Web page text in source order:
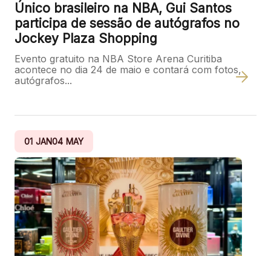
Único brasileiro na NBA, Gui Santos
participa de sessão de autógrafos no
Jockey Plaza Shopping
Evento gratuito na NBA Store Arena Curitiba
acontece no dia 24 de maio e contará com fotos,
autógrafos...
01 JAN04 MAY